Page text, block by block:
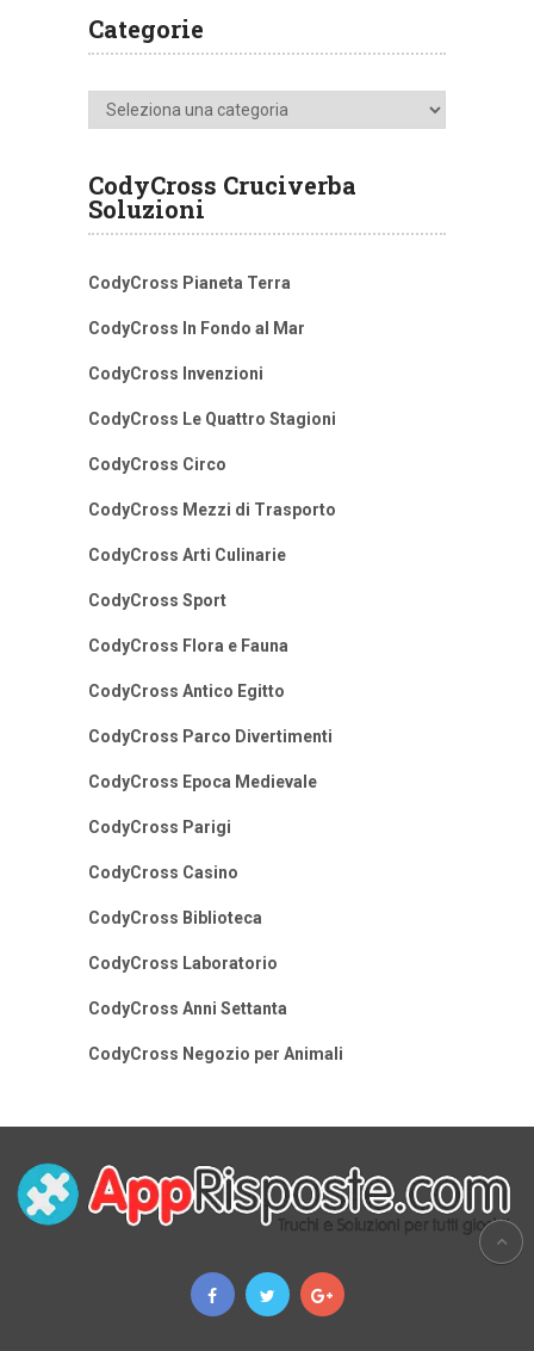
Categorie
Categorie
CodyCross Cruciverba
Soluzioni
CodyCross Pianeta Terra
CodyCross In Fondo al Mar
CodyCross Invenzioni
CodyCross Le Quattro Stagioni
CodyCross Circo
CodyCross Mezzi di Trasporto
CodyCross Arti Culinarie
CodyCross Sport
CodyCross Flora e Fauna
CodyCross Antico Egitto
CodyCross Parco Divertimenti
CodyCross Epoca Medievale
CodyCross Parigi
CodyCross Casino
CodyCross Biblioteca
CodyCross Laboratorio
CodyCross Anni Settanta
CodyCross Negozio per Animali